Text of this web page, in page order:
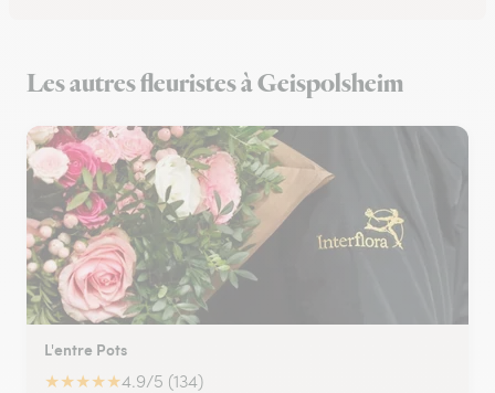
Les autres fleuristes à Geispolsheim
L'entre Pots
★★★★★4.9/5 (134)